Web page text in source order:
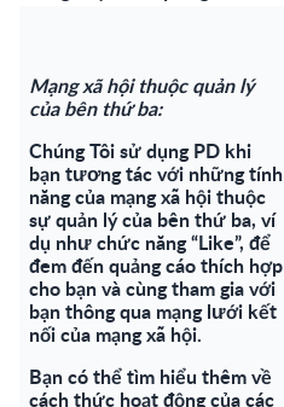
Mạng xã hội thuộc quản lý
của bên thứ ba:
Chúng Tôi sử dụng PD khi
bạn tương tác với những tính
năng của mạng xã hội thuộc
sự quản lý của bên thứ ba, ví
dụ như chức năng “Like”, để
đem đến quảng cáo thích hợp
cho bạn và cùng tham gia với
bạn thông qua mạng lưới kết
nối của mạng xã hội.
Bạn có thể tìm hiểu thêm về
cách thức hoạt động của các